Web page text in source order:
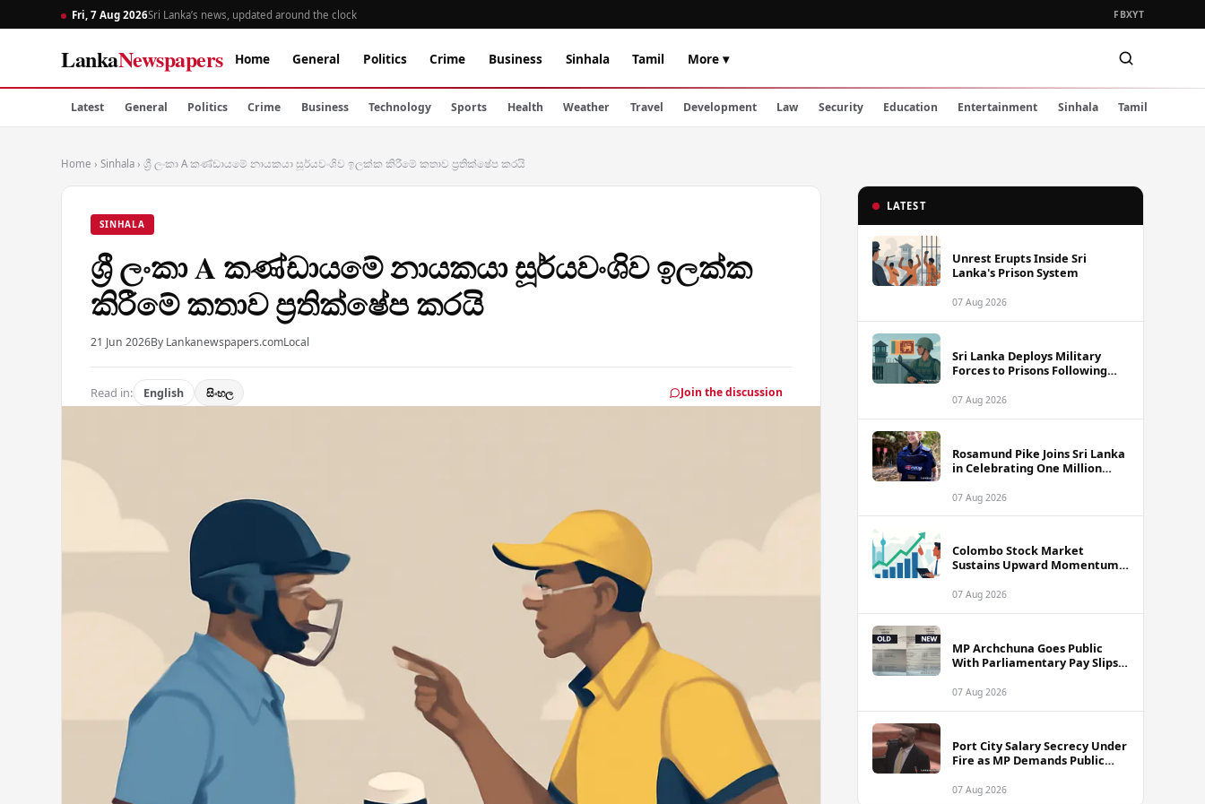
Fri, 7 Aug 2026Sri Lanka’s news, updated around the clock FBXYT
LankaNewspapers Home General Politics Crime Business Sinhala Tamil More ▾
Latest General Politics Crime Business Technology Sports Health Weather Travel Development Law Security Education Entertainment Sinhala Tamil
Home › Sinhala › ශ්‍රී ලංකා A කණ්ඩායමේ නායකයා සූර්යවංශිව ඉලක්ක කිරීමේ කතාව ප්‍රතික්ෂේප කරයි
SINHALA
ශ්‍රී ලංකා A කණ්ඩායමේ නායකයා සූර්යවංශිව ඉලක්ක
කිරීමේ කතාව ප්‍රතික්ෂේප කරයි
21 Jun 2026By Lankanewspapers.comLocal
Read in: English සිංහල Join the discussion
LATEST
Unrest Erupts Inside Sri
Lanka's Prison System
07 Aug 2026
Sri Lanka Deploys Military
Forces to Prisons Following
07 Aug 2026
Rosamund Pike Joins Sri Lanka
in Celebrating One Million
07 Aug 2026
Colombo Stock Market
Sustains Upward Momentum
Trading Activity
07 Aug 2026
MP Archchuna Goes Public
With Parliamentary Pay Slips
Controversy
07 Aug 2026
Port City Salary Secrecy Under
Fire as MP Demands Public
07 Aug 2026